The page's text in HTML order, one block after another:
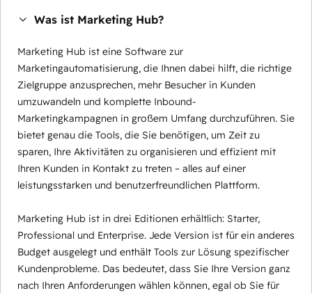
Was ist Marketing Hub?
Marketing Hub ist eine Software zur
Marketingautomatisierung, die Ihnen dabei hilft, die richtige
Zielgruppe anzusprechen, mehr Besucher in Kunden
umzuwandeln und komplette Inbound-
Marketingkampagnen in großem Umfang durchzuführen. Sie
bietet genau die Tools, die Sie benötigen, um Zeit zu
sparen, Ihre Aktivitäten zu organisieren und effizient mit
Ihren Kunden in Kontakt zu treten – alles auf einer
leistungsstarken und benutzerfreundlichen Plattform.
Marketing Hub ist in drei Editionen erhältlich: Starter,
Professional und Enterprise. Jede Version ist für ein anderes
Budget ausgelegt und enthält Tools zur Lösung spezifischer
Kundenprobleme. Das bedeutet, dass Sie Ihre Version ganz
nach Ihren Anforderungen wählen können, egal ob Sie für